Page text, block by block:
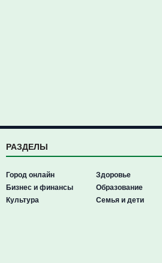
РАЗДЕЛЫ
Город онлайн
Бизнес и финансы
Культура
Здоровье
Образование
Семья и дети